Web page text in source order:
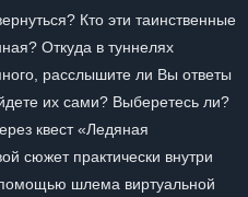
Кто эти таинственные
Откуда в туннелях
расслышите ли Вы ответы
их сами? Выберетесь ли?
квест «Ледяная
сюжет практически внутри
шлема виртуальной